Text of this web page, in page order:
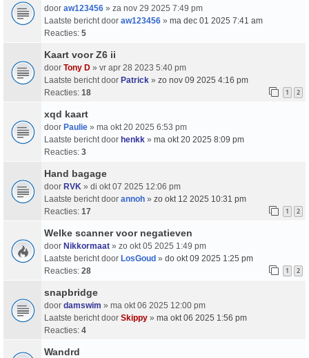
door aw123456 » za nov 29 2025 7:49 pm
Laatste bericht door aw123456 » ma dec 01 2025 7:41 am
Reacties: 5
Kaart voor Z6 ii
door Tony D » vr apr 28 2023 5:40 pm
Laatste bericht door Patrick » zo nov 09 2025 4:16 pm
Reacties: 18 1 2
xqd kaart
door Paulie » ma okt 20 2025 6:53 pm
Laatste bericht door henkk » ma okt 20 2025 8:09 pm
Reacties: 3
Hand bagage
door RVK » di okt 07 2025 12:06 pm
Laatste bericht door annoh » zo okt 12 2025 10:31 pm
Reacties: 17 1 2
Welke scanner voor negatieven
door Nikkormaat » zo okt 05 2025 1:49 pm
Laatste bericht door LosGoud » do okt 09 2025 1:25 pm
Reacties: 28 1 2
snapbridge
door damswim » ma okt 06 2025 12:00 pm
Laatste bericht door Skippy » ma okt 06 2025 1:56 pm
Reacties: 4
Wandrd